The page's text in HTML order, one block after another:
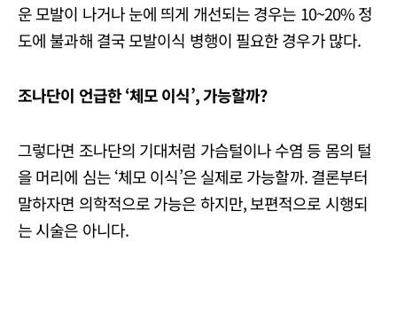
운 모발이 나거나 눈에 띄게 개선되는 경우는 10~20% 정
도에 불과해 결국 모발이식 병행이 필요한 경우가 많다.
조나단이 언급한 ‘체모 이식’, 가능할까?
그렇다면 조나단의 기대처럼 가슴털이나 수염 등 몸의 털
을 머리에 심는 ‘체모 이식’은 실제로 가능할까. 결론부터
말하자면 의학적으로 가능은 하지만, 보편적으로 시행되
는 시술은 아니다.